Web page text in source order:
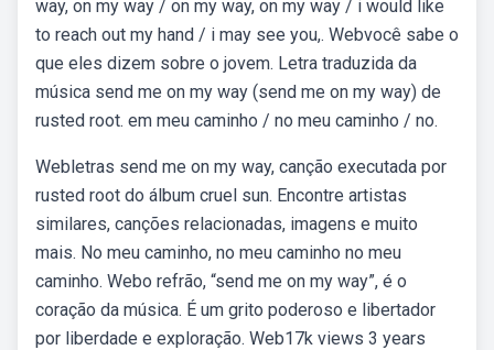
way, on my way / on my way, on my way / i would like
to reach out my hand / i may see you,. Webvocê sabe o
que eles dizem sobre o jovem. Letra traduzida da
música send me on my way (send me on my way) de
rusted root. em meu caminho / no meu caminho / no.
Webletras send me on my way, canção executada por
rusted root do álbum cruel sun. Encontre artistas
similares, canções relacionadas, imagens e muito
mais. No meu caminho, no meu caminho no meu
caminho. Webo refrão, “send me on my way”, é o
coração da música. É um grito poderoso e libertador
por liberdade e exploração. Web17k views 3 years